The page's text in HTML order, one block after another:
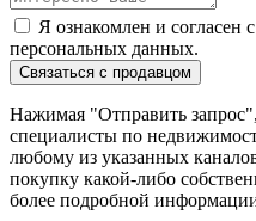
Я ознакомлен и согласен с
персональных данных.
Связаться с продавцом
Нажимая "Отправить
специалисты по
любому из указанных
покупку какой-либо
более подробной